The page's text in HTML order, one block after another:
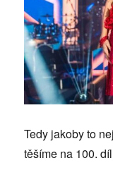
Tedy jakoby to
těšíme na 100.